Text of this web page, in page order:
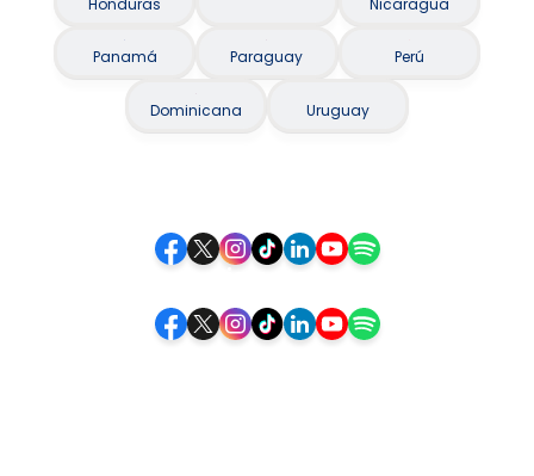
Panamá Paraguay Perú
Dominicana Uruguay
Siga-nos